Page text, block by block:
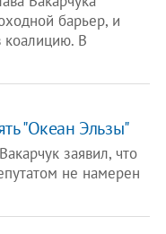
барьер, и
коалицию. В
"Океан Эльзы"
заявил, что
не намерен